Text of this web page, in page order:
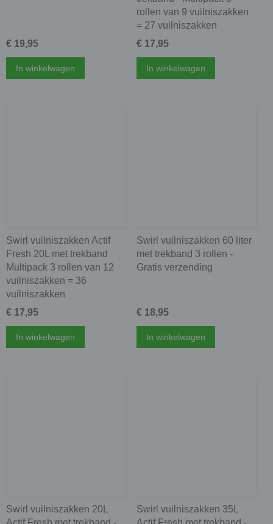
€ 19,95
In winkelwagen
rollen van 9 vuilniszakken
= 27 vuilniszakken
€ 17,95
In winkelwagen
Swirl vuilniszakken Actif
Fresh 20L met trekband
Multipack 3 rollen van 12
vuilniszakken = 36
vuilniszakken
€ 17,95
In winkelwagen
Swirl vuilniszakken 60 liter
met trekband 3 rollen -
Gratis verzending
€ 18,95
In winkelwagen
Swirl vuilniszakken 20L
Swirl vuilniszakken 35L